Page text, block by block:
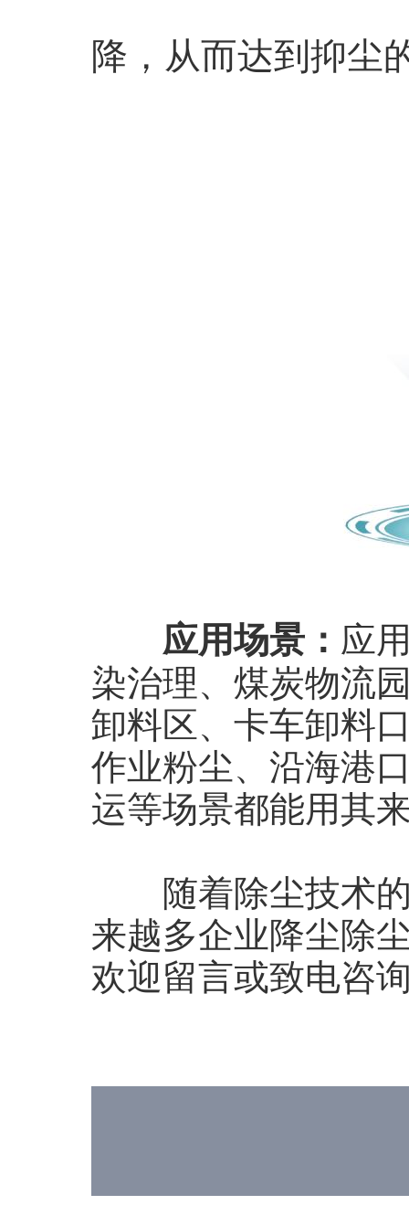
降，从而达到抑尘
应用场景： 应
染治理、煤炭物流
卸料区、卡车卸料
作业粉尘、沿海港
运等场景都能用其
随着除尘技术的
来越多企业降尘除
欢迎留言或致电咨